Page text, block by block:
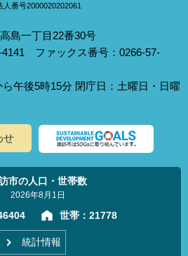
人番号2000020202061
島一丁目22番30号
4141 ファックス番号：0266-57-
午後5時15分 閉庁日：土曜日・日曜
せ
市の人口・世帯数
2026年8月1日
世帯： 21778
統計情報